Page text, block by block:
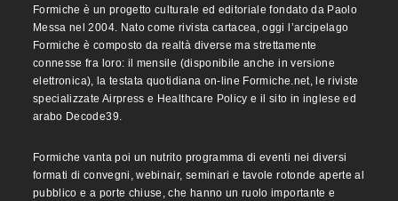
Formiche è un progetto culturale ed editoriale fondato da Paolo
Messa nel 2004. Nato come rivista cartacea, oggi l’arcipelago
Formiche è composto da realtà diverse ma strettamente
connesse fra loro: il mensile (disponibile anche in versione
elettronica), la testata quotidiana on-line Formiche.net, le riviste
specializzate Airpress e Healthcare Policy e il sito in inglese ed
arabo Decode39.
Formiche vanta poi un nutrito programma di eventi nei diversi
formati di convegni, webinair, seminari e tavole rotonde aperte al
pubblico e a porte chiuse, che hanno un ruolo importante e